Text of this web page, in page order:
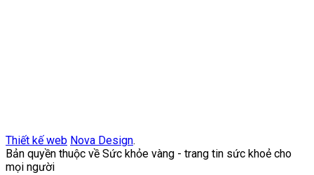
Thiết kế web Nova Design.
Bản quyền thuộc về Sức khỏe vàng - trang tin sức khoẻ cho
mọi người